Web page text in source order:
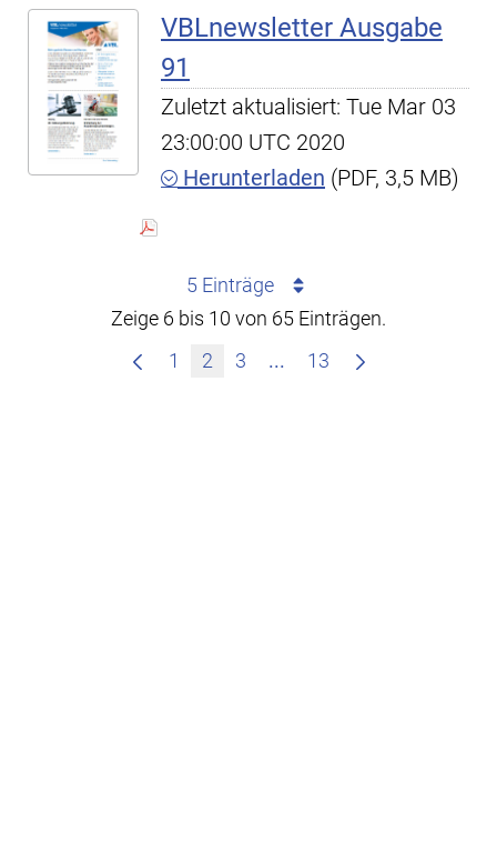
VBLnewsletter Ausgabe
91
Zuletzt aktualisiert: Tue Mar 03
23:00:00 UTC 2020
Herunterladen (PDF, 3,5 MB)
5 Einträge
Zeige 6 bis 10 von 65 Einträgen.
1
2 3 ... Zwischenseiten
13